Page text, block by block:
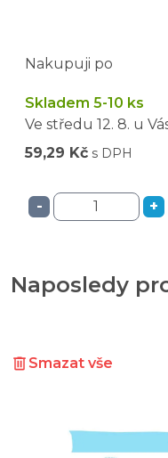
Nakupuji po
Skladem 5-10 ks
Ve středu 12. 8. u
59,29 Kč s DPH
- +
Naposledy
Smazat vše